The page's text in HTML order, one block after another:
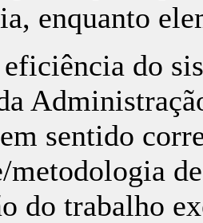
enquanto
do
sentido
metodologia
do trabalho